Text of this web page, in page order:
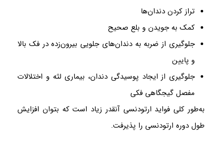
تراز کردن دندان‌ها
کمک به جویدن و بلع صحیح
جلوگیری از ضربه به دندان‌های جلویی بیرون‌زده در فک بالا
و پایین
جلوگیری از ایجاد پوسیدگی دندان، بیماری لثه و اختلالات
مفصل گیجگاهی فکی
به‌طور کلی فواید ارتودنسی آنقدر زیاد است که بتوان افزایش
طول دوره ارتودنسی را پذیرفت.